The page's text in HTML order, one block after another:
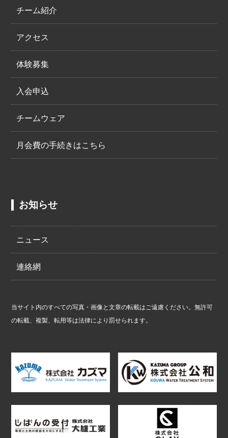
チーム紹介
アクセス
体験募集
入会申込
チームウェア
月会費の手続きはこちら
お知らせ
ニュース
連絡網
当サイト内のすべての写真・画像と文章の転載はご遠慮ください。無許可
の転載、複製、転用等は法律により罰せられます。